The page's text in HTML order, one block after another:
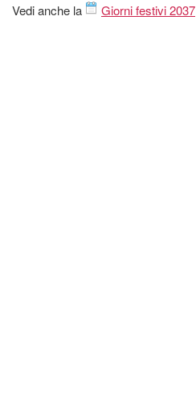
Vedi anche la Giorni festivi 2037